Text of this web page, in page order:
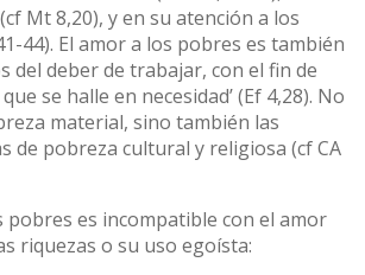
Mt 8,20), y en su atención a los
44). El amor a los pobres es también
del deber de trabajar, con el fin de
se halle en necesidad’ (Ef 4,28). No
material, sino también las
de pobreza cultural y religiosa (cf CA
pobres es incompatible con el amor
riquezas o su uso egoísta: